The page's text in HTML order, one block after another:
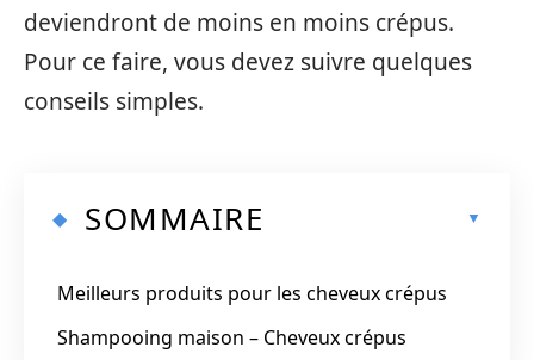
deviendront de moins en moins crépus.
Pour ce faire, vous devez suivre quelques
conseils simples.
SOMMAIRE
Meilleurs produits pour les cheveux crépus
Shampooing maison – Cheveux crépus